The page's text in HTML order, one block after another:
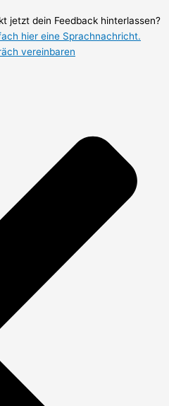
jetzt dein Feedback hinterlassen?
hier eine Sprachnachricht.
vereinbaren